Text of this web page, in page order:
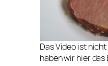
Das Video ist
haben wir hier